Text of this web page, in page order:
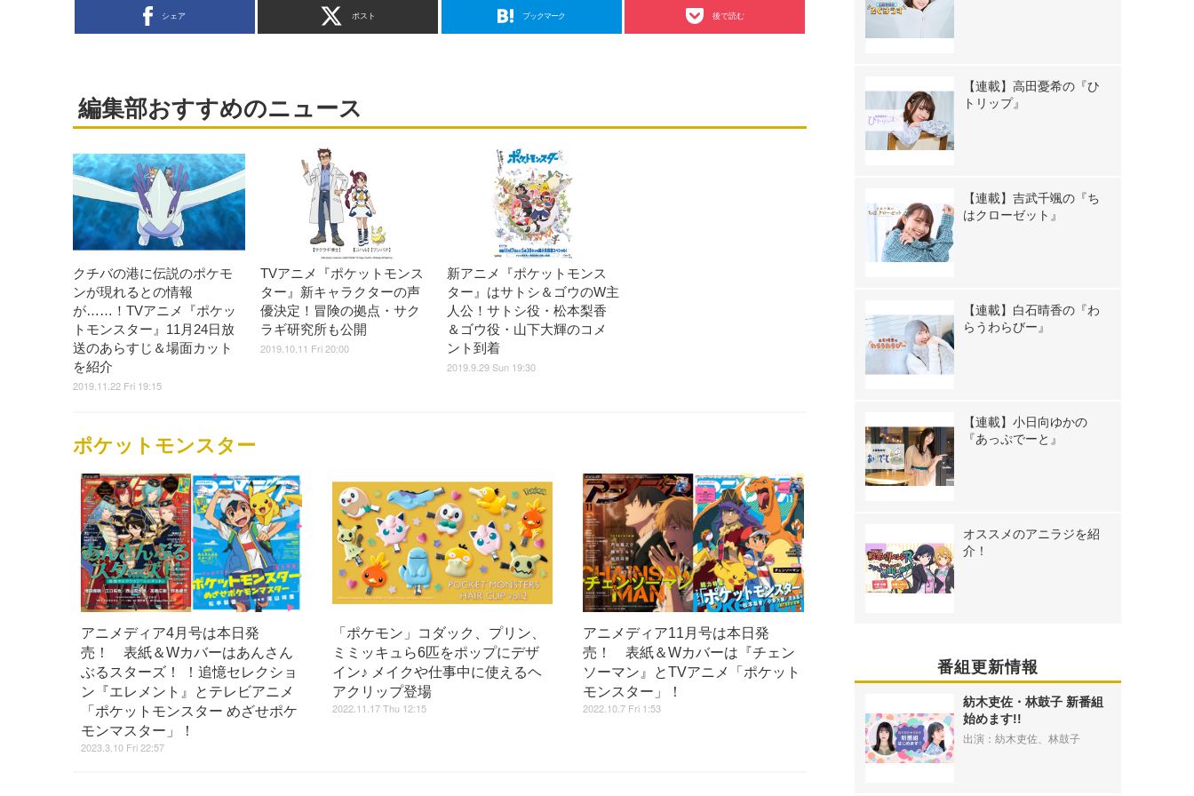
シェア ポスト ブックマーク 後で読む
編集部おすすめのニュース
クチバの港に伝説のポケモ
ンが現れるとの情報
が……！TVアニメ『ポケッ
トモンスター』11月24日放
送のあらすじ＆場面カット
を紹介
2019.11.22 Fri 19:15
TVアニメ『ポケットモンス
ター』新キャラクターの声
優決定！冒険の拠点・サク
ラギ研究所も公開
2019.10.11 Fri 20:00
新アニメ『ポケットモンス
ター』はサトシ＆ゴウのW主
人公！サトシ役・松本梨香
＆ゴウ役・山下大輝のコメ
ント到着
2019.9.29 Sun 19:30
ポケットモンスター
アニメディア4月号は本日発
売！ 表紙＆Wカバーはあんさん
ぶるスターズ！ ！追憶セレクショ
ン『エレメント』とテレビアニメ
「ポケットモンスター めざせポケ
モンマスター」！
2023.3.10 Fri 22:57
「ポケモン」コダック、プリン、
ミミッキュら6匹をポップにデザ
イン♪ メイクや仕事中に使えるヘ
アクリップ登場
2022.11.17 Thu 12:15
アニメディア11月号は本日発
売！ 表紙＆Wカバーは『チェン
ソーマン』とTVアニメ「ポケット
モンスター」！
2022.10.7 Fri 1:53
【連載】高田憂希の『ひ
トリップ』
【連載】吉武千颯の『ち
はクローゼット』
【連載】白石晴香の『わ
らうわらびー』
【連載】小日向ゆかの
『あっぷでーと』
オススメのアニラジを紹
介！
番組更新情報
紡木吏佐・林鼓子 新番組
始めます!!
出演：紡木吏佐、林鼓子